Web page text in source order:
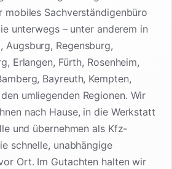
mobiles Sachverständigenbüro
unterwegs – unter anderem in
Augsburg, Regensburg,
Erlangen, Fürth, Rosenheim,
Bayreuth, Kempten,
umliegenden Regionen. Wir
nach Hause, in die Werkstatt
und übernehmen als Kfz-
schnelle, unabhängige
Ort. Im Gutachten halten wir